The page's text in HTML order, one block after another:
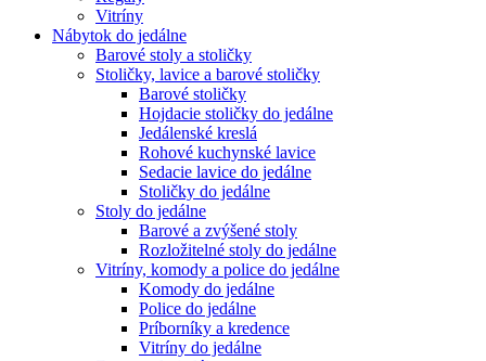
Vitríny
Nábytok do jedálne
Barové stoly a stoličky
Stoličky, lavice a barové stoličky
Barové stoličky
Hojdacie stoličky do jedálne
Jedálenské kreslá
Rohové kuchynské lavice
Sedacie lavice do jedálne
Stoličky do jedálne
Stoly do jedálne
Barové a zvýšené stoly
Rozložitelné stoly do jedálne
Vitríny, komody a police do jedálne
Komody do jedálne
Police do jedálne
Príborníky a kredence
Vitríny do jedálne